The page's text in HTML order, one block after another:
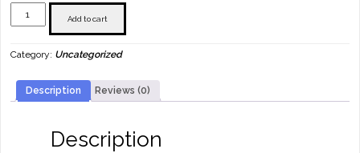
Aku,
Pesantren
Senarai
esai
Santri
Subulussalam
Add to cart
Category: Uncategorized
Description Reviews (0)
Description